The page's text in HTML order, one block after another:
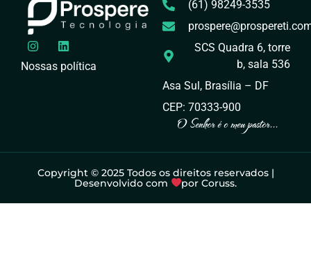
Nossas política
(61) 98249-3535
SCS Quadra 6, torre
b, sala 536
Asa Sul, Brasília – DF
CEP: 70333-900
O Senhor é o meu pastor...
Copyright © 2025 Todos os direitos reservados |
Desenvolvido com
por Coruss.